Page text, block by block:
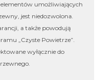
umożliwiających
jest niedozwolona.
a także powodują
„Czyste Powietrze”.
wyłącznie do